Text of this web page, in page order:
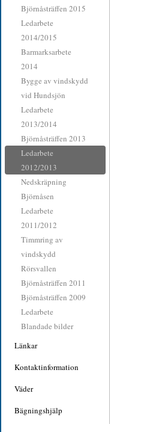
Björnåsträffen 2015
Ledarbete
2014/2015
Barmarksarbete
2014
Bygge av vindskydd
vid Hundsjön
Ledarbete
2013/2014
Björnåsträffen 2013
Ledarbete
2012/2013
Nedskräpning
Björnåsen
Ledarbete
2011/2012
Timmring av
vindskydd
Rörsvallen
Björnåsträffen 2011
Björnåsträffen 2009
Ledarbete
Blandade bilder
Länkar
Kontaktinformation
Väder
Bägningshjälp